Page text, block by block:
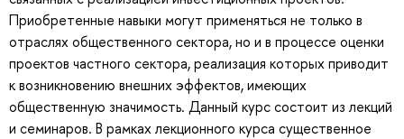
Приобретенные навыки могут применяться не только в
отраслях общественного сектора, но и в процессе оценки
проектов частного сектора, реализация которых приводит
к возникновению внешних эффектов, имеющих
общественную значимость. Данный курс состоит из лекций
и семинаров. В рамках лекционного курса существенное